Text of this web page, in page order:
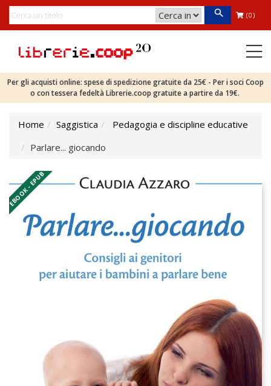
(0)
Per gli acquisti online: spese di spedizione gratuite da 25€ - Per i soci Coop
o con tessera fedeltà Librerie.coop gratuite a partire da 19€.
Home Saggistica
Pedagogia e discipline educative
Parlare... giocando
EBOOK - EPUB